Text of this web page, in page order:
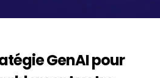
GenAIpour